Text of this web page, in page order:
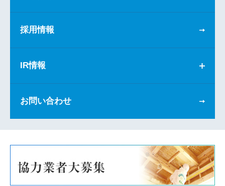
採用情報
IR情報
お問い合わせ